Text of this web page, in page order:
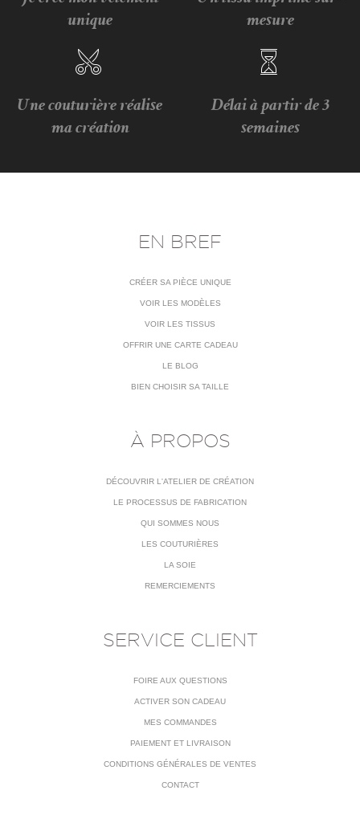
unique
mesure
Une couturière réalise
ma création
Délai à partir de 3
semaines
EN BREF
CRÉER SA PIÈCE UNIQUE
VOIR LES MODÈLES
VOIR LES TISSUS
OFFRIR UNE CARTE CADEAU
LE BLOG
BIEN CHOISIR SA TAILLE
À PROPOS
DÉCOUVRIR L'ATELIER DE CRÉATION
LE PROCESSUS DE FABRICATION
QUI SOMMES NOUS
LES COUTURIÈRES
LA SOIE
REMERCIEMENTS
SERVICE CLIENT
FOIRE AUX QUESTIONS
ACTIVER SON CADEAU
MES COMMANDES
PAIEMENT ET LIVRAISON
CONDITIONS GÉNÉRALES DE VENTES
CONTACT